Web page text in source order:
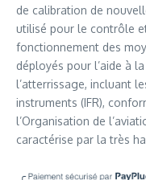
de calibration de
utilisé pour le contrôle
fonctionnement des
déployés pour l’aide à
l’atterrissage, incluant
instruments (IFR),
l’Organisation de
caractérise par la très